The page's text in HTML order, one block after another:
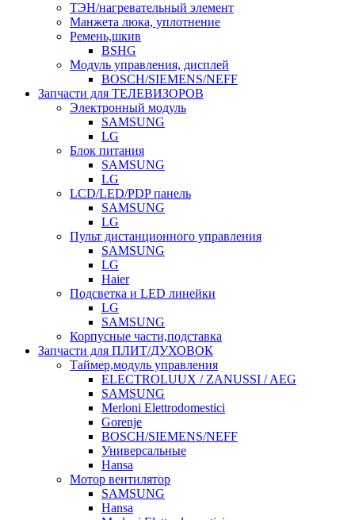
ТЭН/нагревательный элемент
Манжета люка, уплотнение
Ремень,шкив
BSHG
Модуль управления, дисплей
BOSCH/SIEMENS/NEFF
Запчасти для ТЕЛЕВИЗОРОВ
Электронный модуль
SAMSUNG
LG
Блок питания
SAMSUNG
LG
LCD/LED/PDP панель
SAMSUNG
LG
Пульт дистанционного управления
SAMSUNG
LG
Haier
Подсветка и LED линейки
LG
SAMSUNG
Корпусные части,подставка
Запчасти для ПЛИТ/ДУХОВОК
Таймер,модуль управления
ELECTROLUUX / ZANUSSI / AEG
SAMSUNG
Merloni Elettrodomestici
Gorenje
BOSCH/SIEMENS/NEFF
Универсальные
Hansa
Мотор вентилятор
SAMSUNG
Hansa